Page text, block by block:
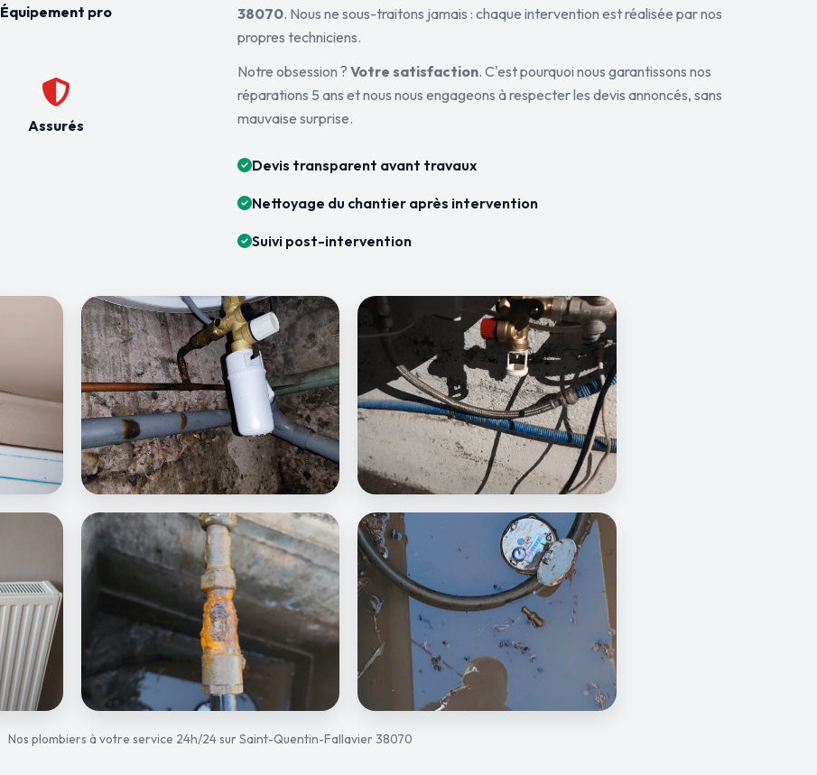
Équipement pro
Assurés
38070. Nous ne sous-traitons jamais : chaque intervention est réalisée par nos
propres techniciens.
Notre obsession ? Votre satisfaction. C'est pourquoi nous garantissons nos
réparations 5 ans et nous nous engageons à respecter les devis annoncés, sans
mauvaise surprise.
Devis transparent avant travaux
Nettoyage du chantier après intervention
Suivi post-intervention
Nos plombiers à votre service 24h/24 sur Saint-Quentin-Fallavier 38070